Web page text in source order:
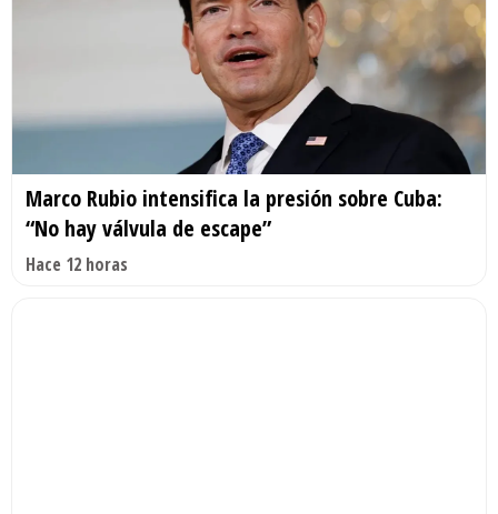
Marco Rubio intensifica la presión sobre Cuba:
“No hay válvula de escape”
Hace 12 horas